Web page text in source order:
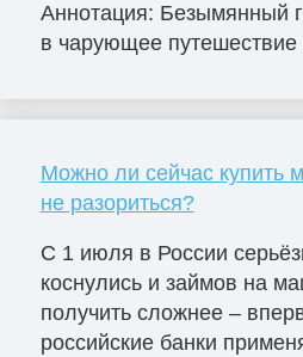
Аннотация: Безымянный
в чарующее
Можно ли сейчас купить
не разориться?
С 1 июля в России
коснулись и займов на
получить сложнее –
российские банки